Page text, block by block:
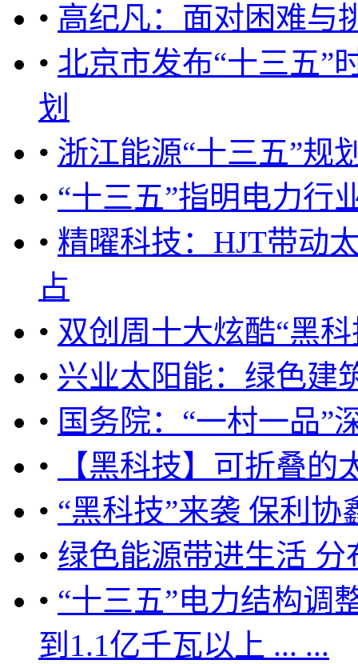
• 高纪凡：面对困难与
• 北京市发布“十三五”
划
• 浙江能源“十三五”规
• “十三五”指明电力行
• 精曜科技：HJT带动
占
• 双创周十大炫酷“黑
• 兴业太阳能：绿色建
• 国务院：“一村一品”
•
【黑科技】可折叠的
• “黑科技”来袭 保利
• 绿色能源带进生活
• “十三五”电力结构调
到1.1亿千瓦以上 ... ...